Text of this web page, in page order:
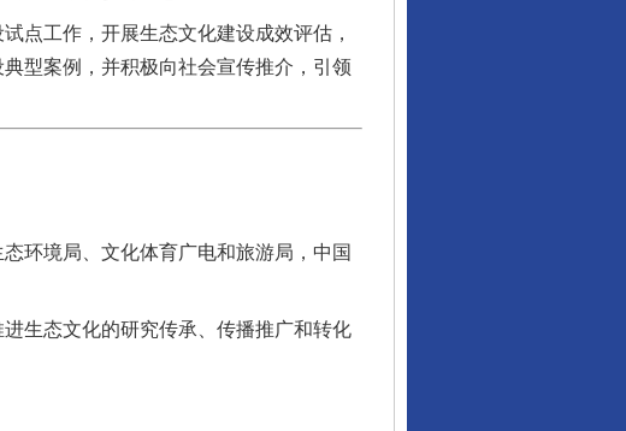
工作，开展生态文化建设成效评估，
型案例，并积极向社会宣传推介，引领
环境局、文化体育广电和旅游局，中国
生态文化的研究传承、传播推广和转化